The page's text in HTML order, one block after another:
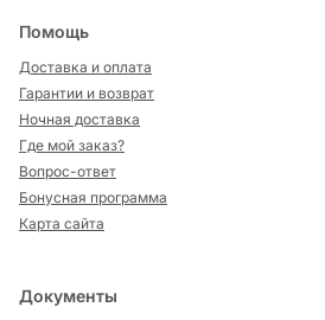
Помощь
Доставка и оплата
Гарантии и возврат
Ночная доставка
Где мой заказ?
Вопрос-ответ
Бонусная программа
Карта сайта
Документы